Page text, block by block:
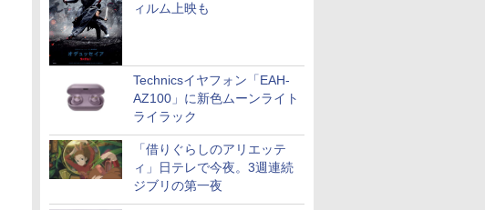
ィルム上映も
Technicsイヤフォン「EAH-
AZ100」に新色ムーンライト
ライラック
「借りぐらしのアリエッテ
ィ」日テレで今夜。3週連続
ジブリの第一夜